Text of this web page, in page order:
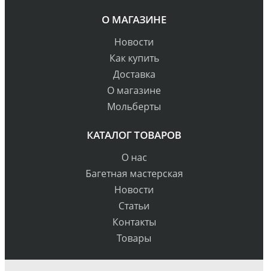
О МАГАЗИНЕ
Новости
Как купить
Доставка
О магазине
Мольберты
КАТАЛОГ ТОВАРОВ
О нас
Багетная мастерская
Новости
Статьи
Контакты
Товары